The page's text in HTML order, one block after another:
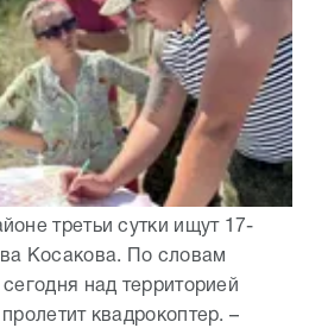
третьи сутки ищут 17-
Косакова. По словам
над территорией
квадрокоптер. –